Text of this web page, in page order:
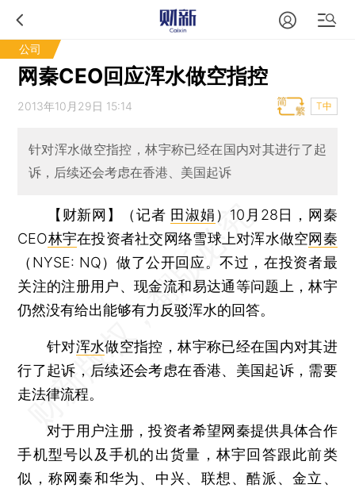
公司
网秦CEO回应浑水做空指控
2013年10月29日 15:14 T中
针对浑水做空指控，林宇称已经在国内对其进行了起
诉，后续还会考虑在香港、美国起诉
【财新网】（记者 田淑娟 ） 10月28日，网秦
CEO林宇在投资者社交网络雪球上对浑水做空网秦
（NYSE: NQ）做了公开回应。不过，在投资者最
关注的注册用户、现金流和易达通等问题上，林宇
仍然没有给出能够有力反驳浑水的回答。
针对浑水做空指控，林宇称已经在国内对其进
行了起诉，后续还会考虑在香港、美国起诉，需要
走法律流程。
对于用户注册，投资者希望网秦提供具体合作
手机型号以及手机的出货量，林宇回答跟此前类
似，称网秦和华为、中兴、联想、酷派、金立、